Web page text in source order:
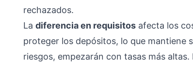
rechazados.
La diferencia en requisitos afecta los
proteger los depósitos, lo que mantiene
riesgos, empezarán con tasas más